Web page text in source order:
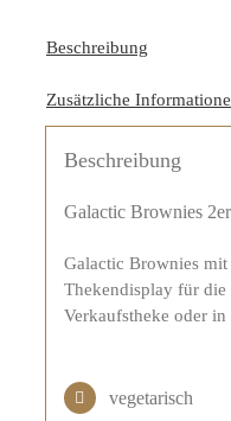
Beschreibung
Zusätzliche
Beschreibung
Galactic Brownies
Galactic Brownies
Thekendisplay für die
Verkaufstheke oder in
vegetarisch